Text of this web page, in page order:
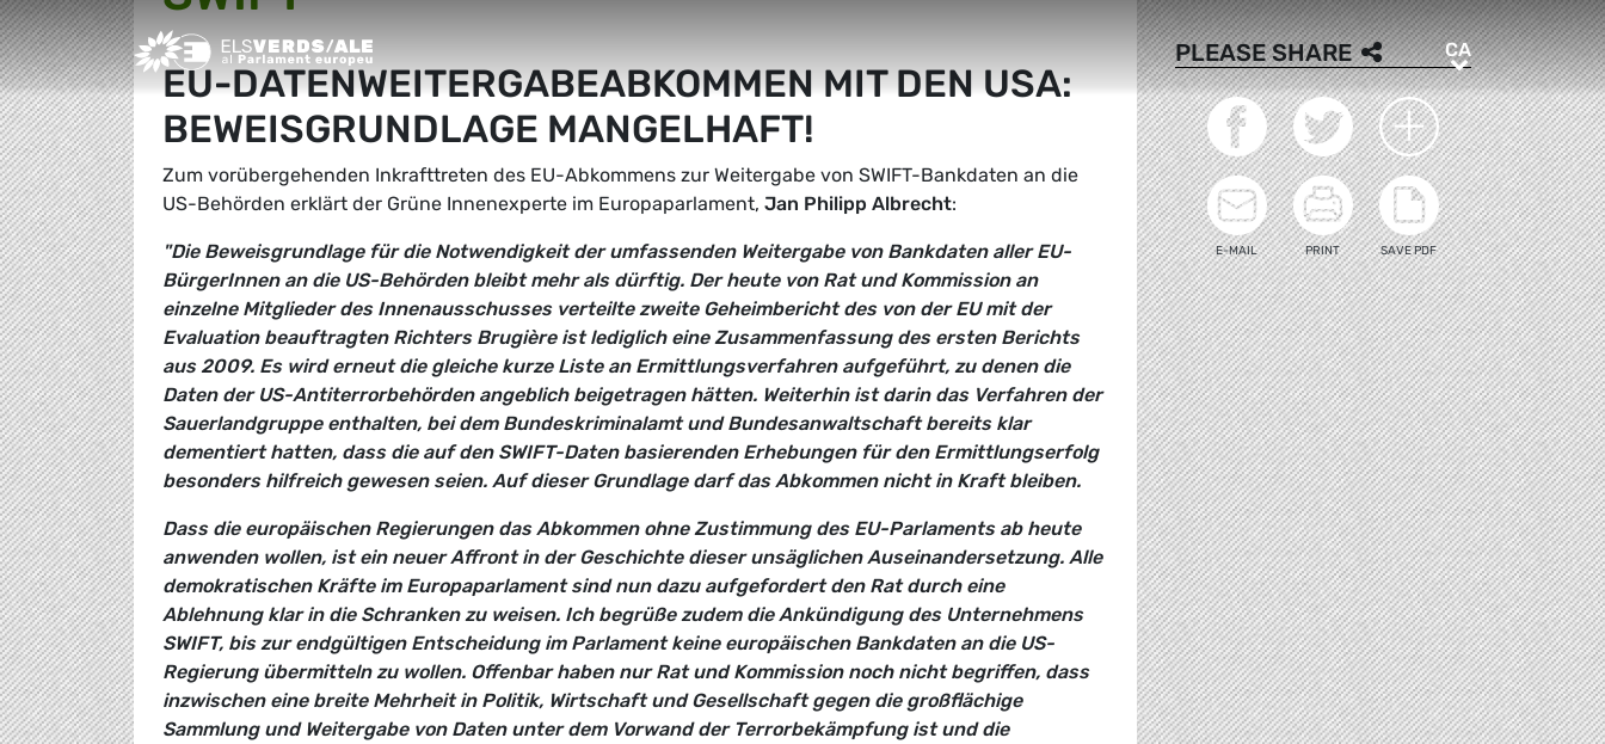
Greens/EFA Home CACA
EU-DATENWEITERGABEABKOMMEN MIT DEN USA:
BEWEISGRUNDLAGE MANGELHAFT!
Zum vorübergehenden Inkrafttreten des EU-Abkommens zur Weitergabe von SWIFT-Bankdaten an die
US-Behörden erklärt der Grüne Innenexperte im Europaparlament, Jan Philipp Albrecht:
"Die Beweisgrundlage für die Notwendigkeit der umfassenden Weitergabe von Bankdaten aller EU-
BürgerInnen an die US-Behörden bleibt mehr als dürftig. Der heute von Rat und Kommission an
einzelne Mitglieder des Innenausschusses verteilte zweite Geheimbericht des von der EU mit der
Evaluation beauftragten Richters Brugière ist lediglich eine Zusammenfassung des ersten Berichts
aus 2009. Es wird erneut die gleiche kurze Liste an Ermittlungsverfahren aufgeführt, zu denen die
Daten der US-Antiterrorbehörden angeblich beigetragen hätten. Weiterhin ist darin das Verfahren der
Sauerlandgruppe enthalten, bei dem Bundeskriminalamt und Bundesanwaltschaft bereits klar
dementiert hatten, dass die auf den SWIFT-Daten basierenden Erhebungen für den Ermittlungserfolg
besonders hilfreich gewesen seien. Auf dieser Grundlage darf das Abkommen nicht in Kraft bleiben.
Dass die europäischen Regierungen das Abkommen ohne Zustimmung des EU-Parlaments ab heute
anwenden wollen, ist ein neuer Affront in der Geschichte dieser unsäglichen Auseinandersetzung. Alle
demokratischen Kräfte im Europaparlament sind nun dazu aufgefordert den Rat durch eine
Ablehnung klar in die Schranken zu weisen. Ich begrüße zudem die Ankündigung des Unternehmens
SWIFT, bis zur endgültigen Entscheidung im Parlament keine europäischen Bankdaten an die US-
Regierung übermitteln zu wollen. Offenbar haben nur Rat und Kommission noch nicht begriffen, dass
inzwischen eine breite Mehrheit in Politik, Wirtschaft und Gesellschaft gegen die großflächige
Sammlung und Weitergabe von Daten unter dem Vorwand der Terrorbekämpfung ist und die
PLEASE SHARE
E-MAIL PRINT SAVE PDF